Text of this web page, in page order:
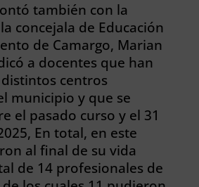
también con la
concejala de Educación
de Camargo, Marian
a docentes que han
centros
municipio y que se
el pasado curso y el 31
En total, en este
al final de su vida
de 14 profesionales de